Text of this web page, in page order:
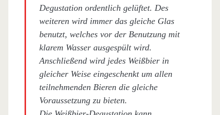
Degustation ordentlich gelüftet. Des
weiteren wird immer das gleiche Glas
benutzt, welches vor der Benutzung mit
klarem Wasser ausgespült wird.
Anschließend wird jedes Weißbier in
gleicher Weise eingeschenkt um allen
teilnehmenden Bieren die gleiche
Voraussetzung zu bieten.